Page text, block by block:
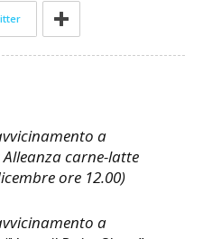
a
carne-latte
ore 12.00)
a